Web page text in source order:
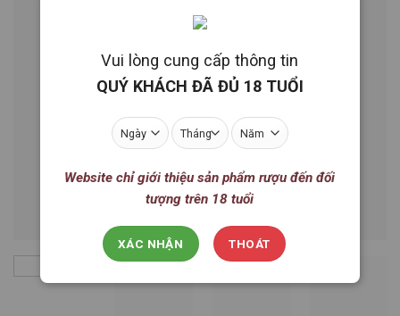
Vui lòng cung cấp thông tin
QUÝ KHÁCH ĐÃ ĐỦ 18 TUỔI
Website chỉ giới thiệu sản phẩm rượu đến đối
tượng trên 18 tuổi
XÁC NHẬN THOÁT